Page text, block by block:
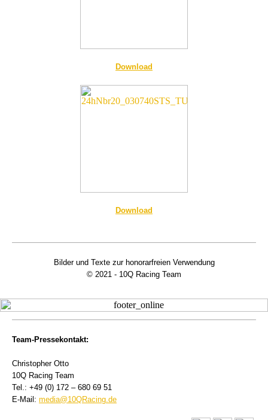
Download
Download
Bilder und Texte zur honorarfreien Verwendung
© 2021 - 10Q Racing Team
Team-Pressekontakt:
Christopher Otto
10Q Racing Team
Tel.: +49 (0) 172 – 680 69 51
E-Mail: media@10QRacing.de